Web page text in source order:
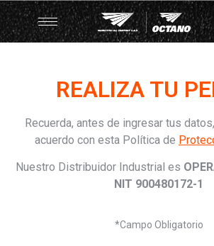
REALIZA TU
Recuerda, antes de ingresar tus
acuerdo con esta Política de
Nuestro Distribuidor Industrial es
NIT 900480172-1
*Campo Obligatorio